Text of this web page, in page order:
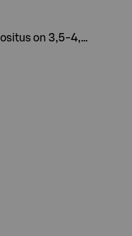
on 3,5-4,…